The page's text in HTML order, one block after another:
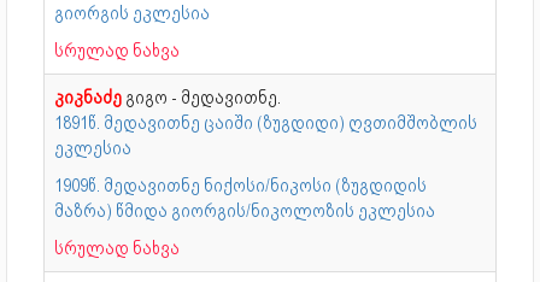
გიორგის ეკლესია
სრულად ნახვა
კიკნაძე გიგო - მედავითნე.
1891წ. მედავითნე ცაიში (ზუგდიდი) ღვთიმშობლის
ეკლესია
1909წ. მედავითნე ნიქოსი/ნიკოსი (ზუგდიდის
მაზრა) წმიდა გიორგის/ნიკოლოზის ეკლესია
სრულად ნახვა